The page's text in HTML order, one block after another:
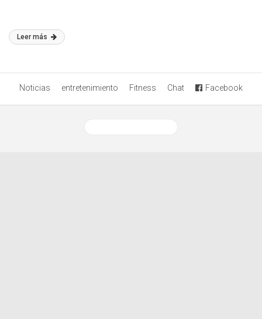
Leer más
Noticias entretenimiento Fitness Chat Facebook